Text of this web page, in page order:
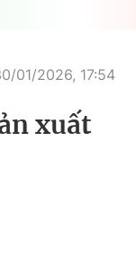
01/2026, 17:54
xuất